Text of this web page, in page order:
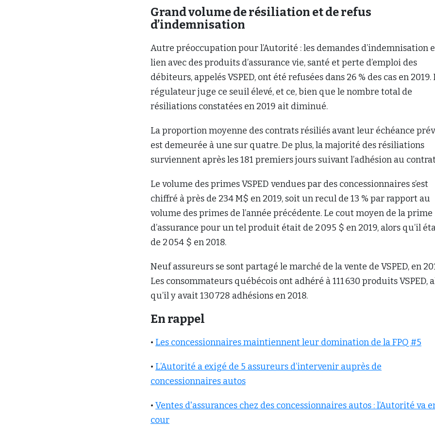
Grand volume de résiliation et de refus
d’indemnisation
Autre préoccupation pour l’Autorité : les demandes d’indemnisation
lien avec des produits d’assurance vie, santé et perte d’emploi des
débiteurs, appelés VSPED, ont été refusées dans 26 % des cas en 2019.
régulateur juge ce seuil élevé, et ce, bien que le nombre total de
résiliations constatées en 2019 ait diminué.
La proportion moyenne des contrats résiliés avant leur échéance
est demeurée à une sur quatre. De plus, la majorité des résiliations
surviennent après les 181 premiers jours suivant l’adhésion au
Le volume des primes VSPED vendues par des concessionnaires s’est
chiffré à près de 234 M$ en 2019, soit un recul de 13 % par rapport au
volume des primes de l’année précédente. Le cout moyen de la prime
d’assurance pour un tel produit était de 2 095 $ en 2019, alors qu’il
de 2 054 $ en 2018.
Neuf assureurs se sont partagé le marché de la vente de VSPED, en
Les consommateurs québécois ont adhéré à 111 630 produits VSPED,
qu’il y avait 130 728 adhésions en 2018.
En rappel
• Les concessionnaires maintiennent leur domination de la FPQ #5
• L’Autorité a exigé de 5 assureurs d’intervenir auprès de
concessionnaires autos
• Ventes d'assurances chez des concessionnaires autos : l’Autorité va
cour